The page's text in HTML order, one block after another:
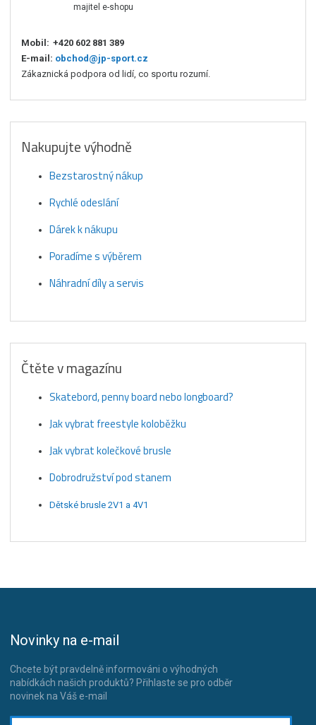
majitel e-shopu
Mobil: +420 602 881 389
E-mail: obchod@jp-sport.cz
Zákaznická podpora od lidí, co sportu rozumí.
Nakupujte výhodně
Bezstarostný nákup
Rychlé odeslání
Dárek k nákupu
Poradíme s výběrem
Náhradní díly a servis
Čtěte v magazínu
Skatebord, penny board nebo longboard?
Jak vybrat freestyle koloběžku
Jak vybrat kolečkové brusle
Dobrodružství pod stanem
Dětské brusle 2V1 a 4V1
Novinky na e-mail
Chcete být pravdelně informováni o výhodných
nabídkách našich produktů? Přihlaste se pro odběr
novinek na Váš e-mail